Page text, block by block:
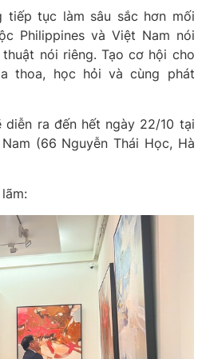
tiếp tục làm sâu sắc hơn mối
Philippines và Việt Nam nói
nói riêng. Tạo cơ hội cho
thoa, học hỏi và cùng phát
diễn ra đến hết ngày 22/10 tại
(66 Nguyễn Thái Học, Hà